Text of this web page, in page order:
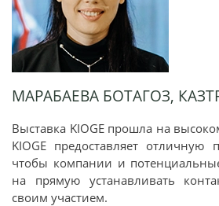
МАРАБАЕВА БОТАГОЗ,
Выставка KIOGE прошла на
KIOGE предоставляет отличную
чтобы компании и
на прямую устанавливать
своим участием.